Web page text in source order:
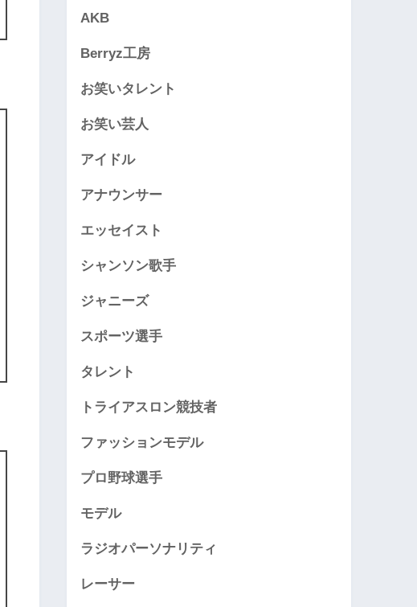
AKB
Berryz工房
お笑いタレント
お笑い芸人
アイドル
アナウンサー
エッセイスト
シャンソン歌手
ジャニーズ
スポーツ選手
タレント
トライアスロン競技者
ファッションモデル
プロ野球選手
モデル
ラジオパーソナリティ
レーサー